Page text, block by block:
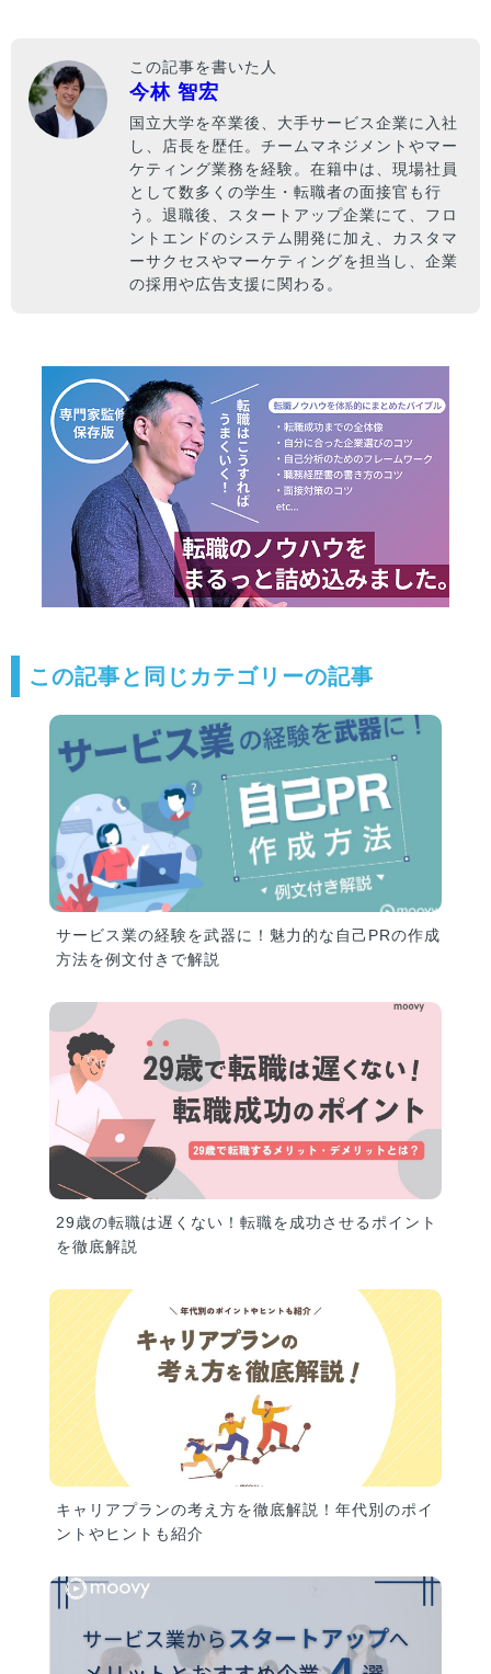
この記事を書いた人
今林 智宏
国立大学を卒業後、大手サービス企業に入社
し、店長を歴任。チームマネジメントやマー
ケティング業務を経験。在籍中は、現場社員
として数多くの学生・転職者の面接官も行
う。退職後、スタートアップ企業にて、フロ
ントエンドのシステム開発に加え、カスタマ
ーサクセスやマーケティングを担当し、企業
の採用や広告支援に関わる。
この記事と同じカテゴリーの記事
サービス業の経験を武器に！魅力的な自己PRの作成
方法を例文付きで解説
29歳の転職は遅くない！転職を成功させるポイント
を徹底解説
キャリアプランの考え方を徹底解説！年代別のポイ
ントやヒントも紹介